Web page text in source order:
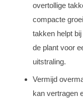
overtollige
compacte
takken helpt
de plant voor
uitstraling.
Vermijd
kan vertragen